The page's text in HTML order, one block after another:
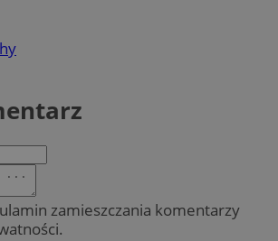
zamieszczania komentarzy